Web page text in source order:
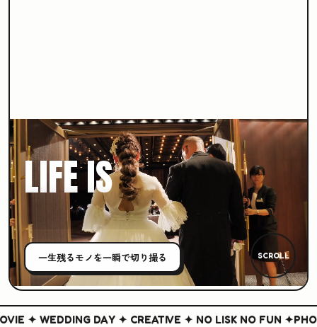
LIFE IS
CREATIVE
一生残るモノを一瞬で切り撮る SCROLL
✦ WEDDING DAY ✦ CREATIVE ✦ NO LISK NO FUN ✦